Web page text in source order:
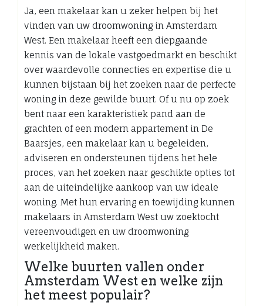
Ja, een makelaar kan u zeker helpen bij het
vinden van uw droomwoning in Amsterdam
West. Een makelaar heeft een diepgaande
kennis van de lokale vastgoedmarkt en beschikt
over waardevolle connecties en expertise die u
kunnen bijstaan bij het zoeken naar de perfecte
woning in deze gewilde buurt. Of u nu op zoek
bent naar een karakteristiek pand aan de
grachten of een modern appartement in De
Baarsjes, een makelaar kan u begeleiden,
adviseren en ondersteunen tijdens het hele
proces, van het zoeken naar geschikte opties tot
aan de uiteindelijke aankoop van uw ideale
woning. Met hun ervaring en toewijding kunnen
makelaars in Amsterdam West uw zoektocht
vereenvoudigen en uw droomwoning
werkelijkheid maken.
Welke buurten vallen onder
Amsterdam West en welke zijn
het meest populair?